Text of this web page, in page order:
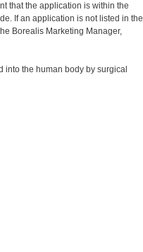
that the application is within the
If an application is not listed in the
Borealis Marketing Manager,
into the human body by surgical